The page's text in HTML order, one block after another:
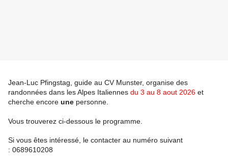
Jean-Luc Pfingstag, guide au CV Munster, organise des
randonnées dans les Alpes Italiennes du 3 au 8 aout 2026 et
cherche encore une personne.
Vous trouverez ci-dessous le programme.
Si vous êtes intéressé, le contacter au numéro suivant
: 0689610208